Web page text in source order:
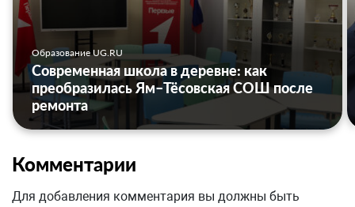
Образование UG.RU
Современная школа в деревне: как
преобразилась Ям–Тёсовская СОШ после
ремонта
Комментарии
Для добавления комментария вы должны быть